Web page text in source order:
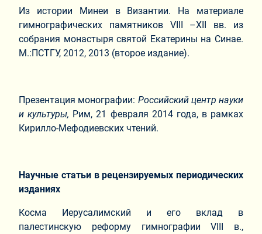
Из истории Минеи в Византии. На материале
гимнографических памятников VIII –XII вв. из
собрания монастыря святой Екатерины на Синае.
М.:ПСТГУ, 2012, 2013 (второе издание).
Презентация монографии: Российский центр науки
и культуры, Рим, 21 февраля 2014 года, в рамках
Кирилло-Мефодиевских чтений.
Научные статьи в рецензируемых периодических
изданиях
Косма Иерусалимский и его вклад в
палестинскую реформу гимнографии VIII в.,